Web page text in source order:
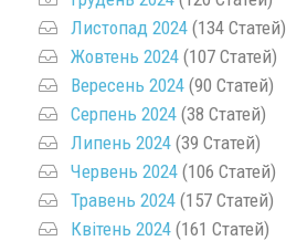
Листопад 2024 (134 Статей)
Жовтень 2024 (107 Статей)
Вересень 2024 (90 Статей)
Серпень 2024 (38 Статей)
Липень 2024 (39 Статей)
Червень 2024 (106 Статей)
Травень 2024 (157 Статей)
Квітень 2024 (161 Статей)